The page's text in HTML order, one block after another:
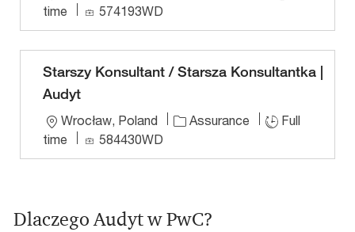
o
c
a
t
i
n
time
J
o
b
I
574193WD
Starszy Konsultant / Starsza Konsultantka |
Audyt
L
o
c
i
Wrocław, Poland Assurance
Full
time
J
o
D
584430WD
Dlaczego Audyt w PwC?